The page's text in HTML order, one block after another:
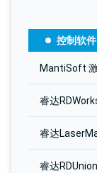
控制软件